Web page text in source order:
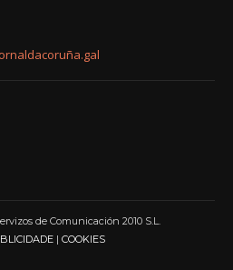
de Comunicación 2010 S.L.
| COOKIES